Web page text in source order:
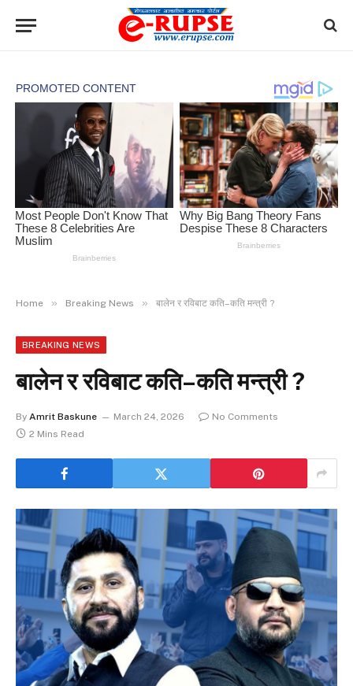
Home » Breaking News » बालेन र रविबाट कति–कति मन्त्री ?
BREAKING NEWS
बालेन र रविबाट कति–कति मन्त्री ?
By Amrit Baskune March 24, 2026
No Comments
2 Mins Read